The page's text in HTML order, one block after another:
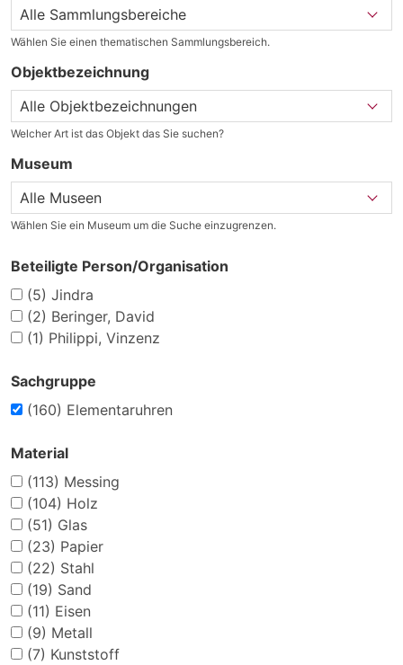
Wählen Sie einen thematischen Sammlungsbereich.
Objektbezeichnung
Welcher Art ist das Objekt das Sie suchen?
Museum
Wählen Sie ein Museum um die Suche einzugrenzen.
Beteiligte Person/Organisation
(5) Jindra
(2) Beringer, David
(1) Philippi, Vinzenz
Sachgruppe
(160) Elementaruhren
Material
(113) Messing
(104) Holz
(51) Glas
(23) Papier
(22) Stahl
(19) Sand
(11) Eisen
(9) Metall
(7) Kunststoff